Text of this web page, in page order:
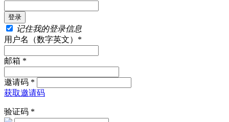
记住我的登录信息
用户名（数字英文）*
邮箱 *
邀请码 *
获取邀请码
验证码 *